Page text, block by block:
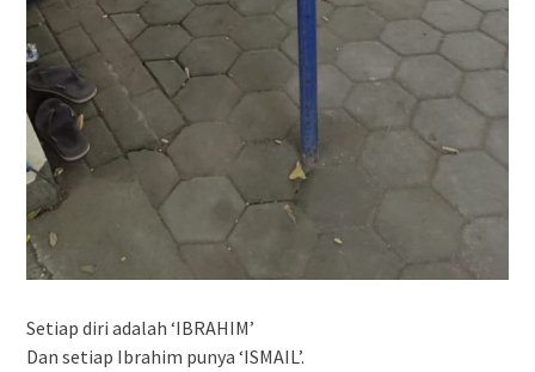
Setiap diri adalah ‘IBRAHIM’
Dan setiap Ibrahim punya ‘ISMAIL’.